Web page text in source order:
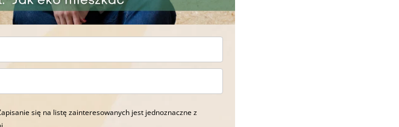
się na listę zainteresowanych jest jednoznaczne z